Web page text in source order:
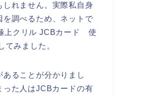
れません。実際私自身
調べるため、ネットで
上クリル JCBカード 使
みました。
ることが分かりまし
った人はJCBカードの有